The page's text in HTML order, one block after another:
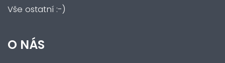
Vše ostatní :-)
O NÁS